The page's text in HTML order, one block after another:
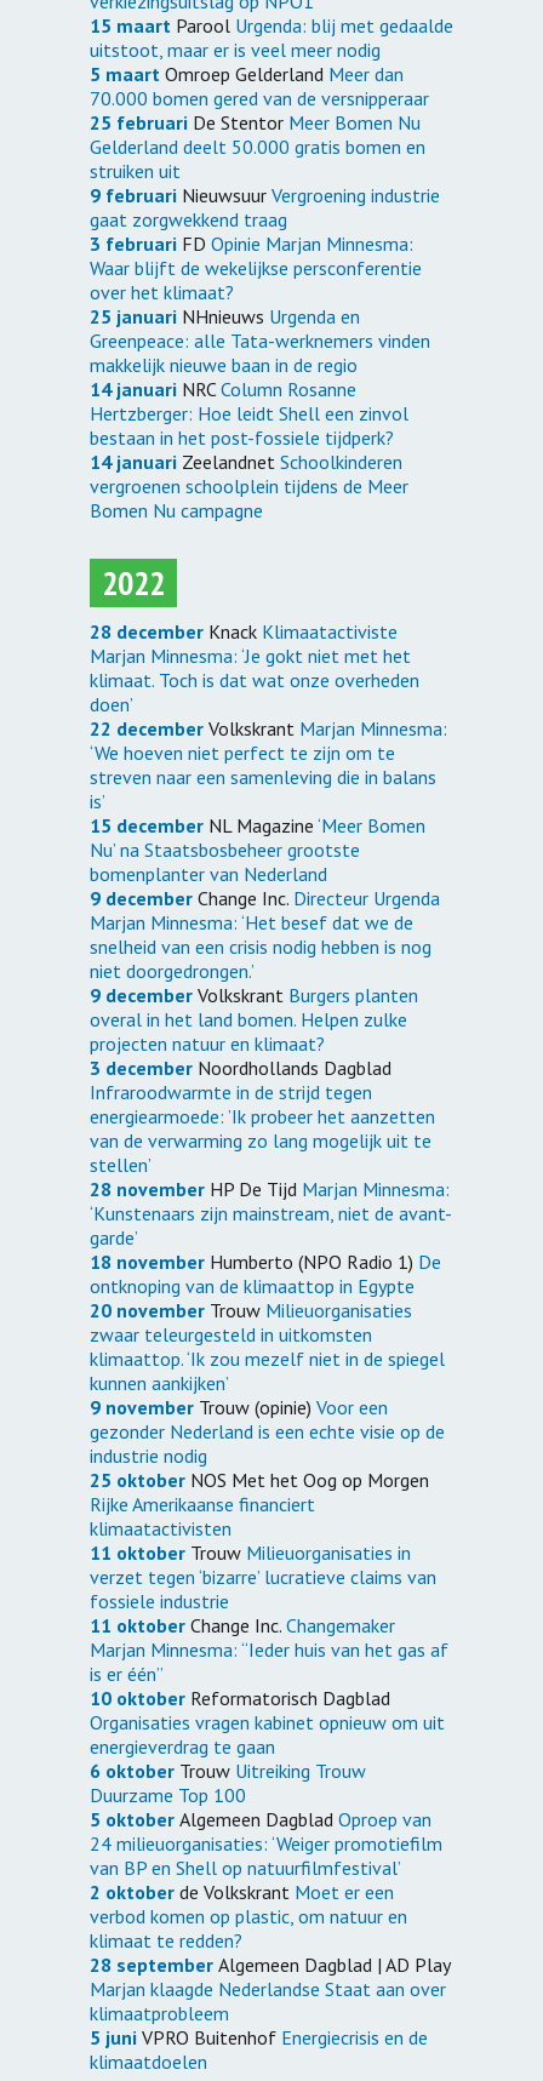
15 maart Parool Urgenda: blij met gedaalde
uitstoot, maar er is veel meer nodig
5 maart Omroep Gelderland Meer dan
70.000 bomen gered van de versnipperaar
25 februari De Stentor Meer Bomen Nu
Gelderland deelt 50.000 gratis bomen en
struiken uit
9 februari Nieuwsuur Vergroening industrie
gaat zorgwekkend traag
3 februari FD Opinie Marjan Minnesma:
Waar blijft de wekelijkse persconferentie
over het klimaat?
25 januari NHnieuws Urgenda en
Greenpeace: alle Tata-werknemers vinden
makkelijk nieuwe baan in de regio
14 januari NRCColumn Rosanne
Hertzberger: Hoe leidt Shell een zinvol
bestaan in het post-fossiele tijdperk?
14 januari Zeelandnet Schoolkinderen
vergroenen schoolplein tijdens de Meer
Bomen Nu campagne
2022
28 december Knack Klimaatactiviste
Marjan Minnesma: ‘Je gokt niet met het
klimaat. Toch is dat wat onze overheden
doen’
22 december Volkskrant Marjan Minnesma:
‘We hoeven niet perfect te zijn om te
streven naar een samenleving die in balans
is’
15 december NL Magazine ‘Meer Bomen
Nu’ na Staatsbosbeheer grootste
bomenplanter van Nederland
9 december Change Inc. Directeur Urgenda
Marjan Minnesma: ‘Het besef dat we de
snelheid van een crisis nodig hebben is nog
niet doorgedrongen.’
9 december Volkskrant Burgers planten
overal in het land bomen. Helpen zulke
projecten natuur en klimaat?
3 december Noordhollands Dagblad
Infraroodwarmte in de strijd tegen
energiearmoede: ’Ik probeer het aanzetten
van de verwarming zo lang mogelijk uit te
stellen’
28 november HP De Tijd Marjan Minnesma:
‘Kunstenaars zijn mainstream, niet de avant-
garde’
18 november Humberto (NPO Radio 1) De
ontknoping van de klimaattop in Egypte
20 november Trouw Milieuorganisaties
zwaar teleurgesteld in uitkomsten
klimaattop. ‘Ik zou mezelf niet in de spiegel
kunnen aankijken’
9 november Trouw (opinie) Voor een
gezonder Nederland is een echte visie op de
industrie nodig
25 oktober NOS Met het Oog op Morgen
Rijke Amerikaanse financiert
klimaatactivisten
11 oktober Trouw Milieuorganisaties in
verzet tegen ‘bizarre’ lucratieve claims van
fossiele industrie
11 oktober Change Inc. Changemaker
Marjan Minnesma: “Ieder huis van het gas af
is er één”
10 oktober Reformatorisch Dagblad
Organisaties vragen kabinet opnieuw om uit
energieverdrag te gaan
6 oktober Trouw Uitreiking Trouw
Duurzame Top 100
5 oktober Algemeen Dagblad Oproep van
24 milieuorganisaties: ‘Weiger promotiefilm
van BP en Shell op natuurfilmfestival’
2 oktober de Volkskrant Moet er een
verbod komen op plastic, om natuur en
klimaat te redden?
28 september Algemeen Dagblad | AD Play
Marjan klaagde Nederlandse Staat aan over
klimaatprobleem
5 juni VPRO Buitenhof Energiecrisis en de
klimaatdoelen